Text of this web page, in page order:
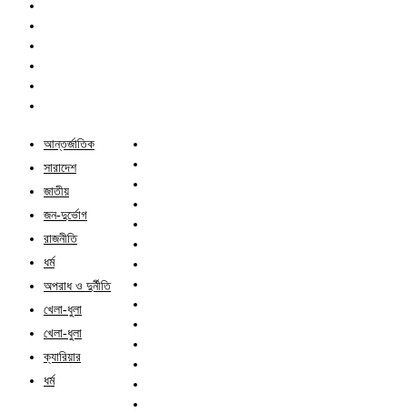
আন্তর্জাতিক
সারাদেশ
জাতীয়
জন-দুর্ভোগ
রাজনীতি
ধর্ম
অপরাধ ও দুর্নীতি
খেলা-ধুলা
খেলা-ধুলা
ক্যারিয়ার
ধর্ম